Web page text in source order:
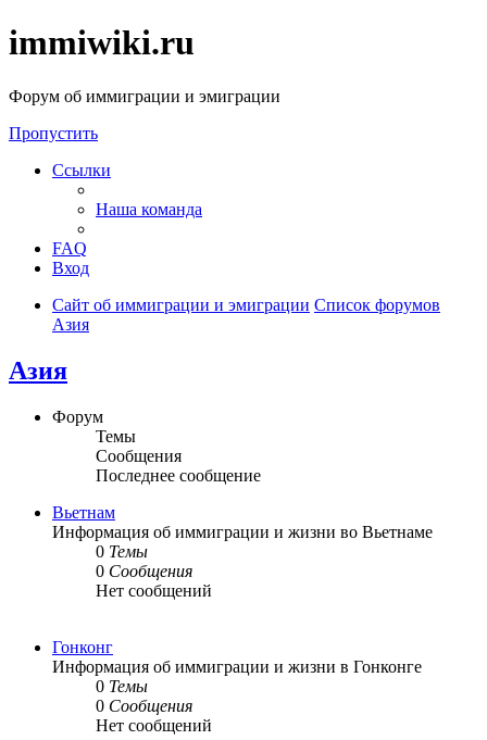
immiwiki.ru
Форум об иммиграции и эмиграции
Пропустить
Ссылки
Наша команда
FAQ
Вход
Сайт об иммиграции и эмиграции Список форумов
Азия
Азия
Форум
Темы
Сообщения
Последнее сообщение
Вьетнам
Информация об иммиграции и жизни во Вьетнаме
0 Темы
0 Сообщения
Нет сообщений
Гонконг
Информация об иммиграции и жизни в Гонконге
0 Темы
0 Сообщения
Нет сообщений